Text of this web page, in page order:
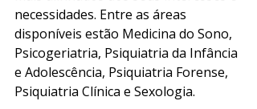
necessidades. Entre as áreas
disponíveis estão Medicina do Sono,
Psicogeriatria, Psiquiatria da Infância
e Adolescência, Psiquiatria Forense,
Psiquiatria Clínica e Sexologia.